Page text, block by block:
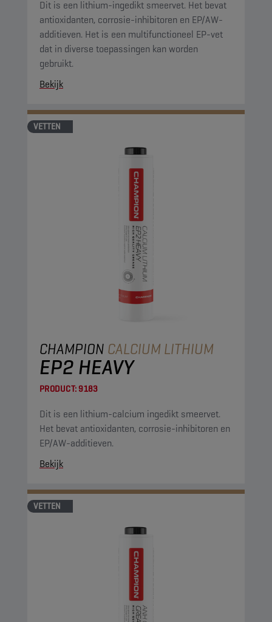
Dit is een lithium-ingedikt smeervet. Het bevat
antioxidanten, corrosie-inhibitoren en EP/AW-
additieven. Het is een multifunctioneel EP-vet
dat in diverse toepassingen kan worden
gebruikt.
Bekijk
VETTEN
CHAMPION CALCIUM LITHIUM
EP2 HEAVY
PRODUCT:9183
Dit is een lithium-calcium ingedikt smeervet.
Het bevat antioxidanten, corrosie-inhibitoren en
EP/AW-additieven.
Bekijk
VETTEN